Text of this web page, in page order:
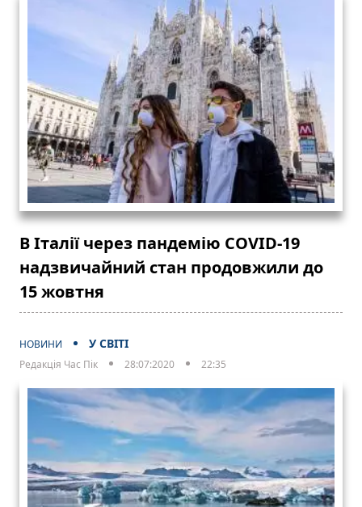
В Італії через пандемію COVID-19
надзвичайний стан продовжили до
15 жовтня
НОВИНИ У СВІТІ
Редакція Час Пік 28:07:2020 22:35